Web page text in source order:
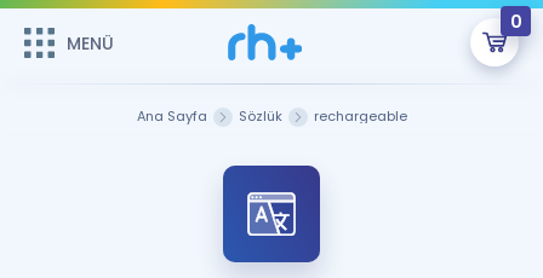
MENÜ
0
Sepetin Şu An Boş.
Remzi Hoca ile seni sınava hazırlayacak onlarca eğitim seni
bekliyor!
MENÜ
Ana Sayfa Sözlük rechargeable